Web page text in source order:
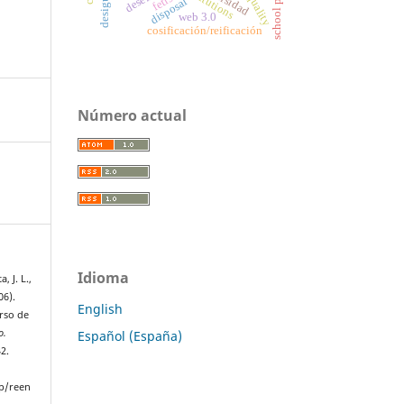
J. L.,
de
reen
disposal
cosificación/reificación
web 3.0
Número actual
Idioma
English
Español (España)